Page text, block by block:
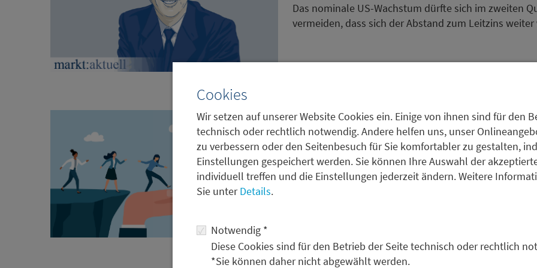
Cookies
Wir setzen auf unserer Website Cookies ein. Einige von ihnen sind für den
technisch oder rechtlich notwendig. Andere helfen uns, unser
zu verbessern oder den Seitenbesuch für Sie komfortabler zu gestalten,
Einstellungen gespeichert werden. Sie können Ihre Auswahl der
individuell treffen und die Einstellungen jederzeit ändern. Weitere
Sie unterDetails.
Notwendig *
Diese Cookies sind für den Betrieb der Seite technisch oder rechtlich
*Sie können daher nicht abgewählt werden.
Das nominale US-Wachstum dürfte sich im zweiten
vermeiden, dass sich der Abstand zum Leitzins
Verantwortung, Sicherheit und
Innovationsmotor für die bAV
23.07.2026
Asset Management, Institutionelle Anleger, News
Neue Sozialpartnermodelle in der
die Zukunft der betrieblichen Altersversorgung.